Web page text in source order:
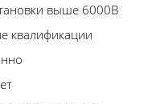
выше 6000В
квалификации